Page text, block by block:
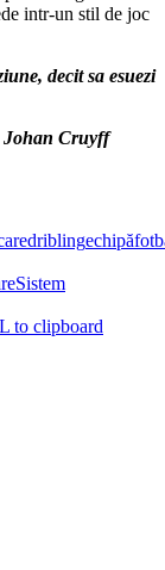
intr-un stil de joc
decit sa esuezi
driblingechipă
Sistem
to clipboard